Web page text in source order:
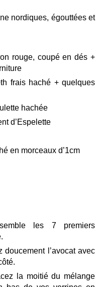
nordiques, égouttées et
rouge, coupé en dés +
frais haché + quelques
hachée
d’Espelette
en morceaux d’1cm
les 7 premiers
doucement l’avocat avec
la moitié du mélange